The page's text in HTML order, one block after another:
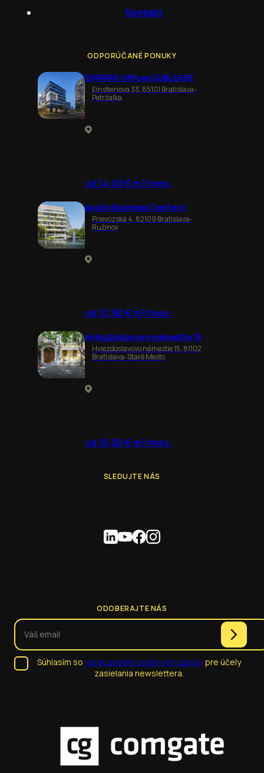
Kontakt
ODPORÚČANÉ PONUKY
EINPARK Offices SUBLEASE
Einsteinova 33, 85101 Bratislava-
Petržalka
od 14,00 € m²/mes.
Apollo Business Center II
Prievozská 4, 82109 Bratislava-
Ružinov
od 10,90 € m²/mes.
Hviezdoslavovo námestie 15
Hviezdoslavovo námestie 15, 81102
Bratislava-Staré Mesto
od 10,00 € m²/mes.
SLEDUJTE NÁS
ODOBERAJTE NÁS
Súhlasím so spracúvaním osobných údajovpre účely
zasielania newslettera.